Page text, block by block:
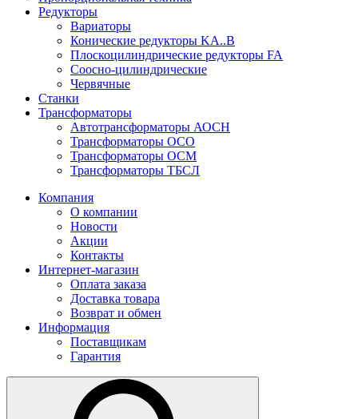
Редукторы
Вариаторы
Конические редукторы KA..B
Плоскоцилиндрические редукторы FA
Соосно-цилиндрические
Червячные
Станки
Трансформаторы
Автотрансформаторы АОСН
Трансформаторы ОСО
Трансформаторы ОСМ
Трансформаторы ТБСЛ
Компания
О компании
Новости
Акции
Контакты
Интернет-магазин
Оплата заказа
Доставка товара
Возврат и обмен
Информация
Поставщикам
Гарантия